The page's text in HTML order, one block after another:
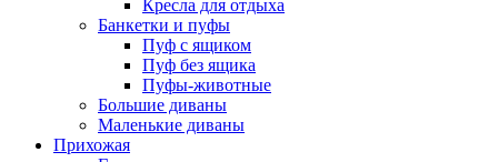
Кресла для отдыха
Банкетки и пуфы
Пуф с ящиком
Пуф без ящика
Пуфы-животные
Большие диваны
Маленькие диваны
Прихожая